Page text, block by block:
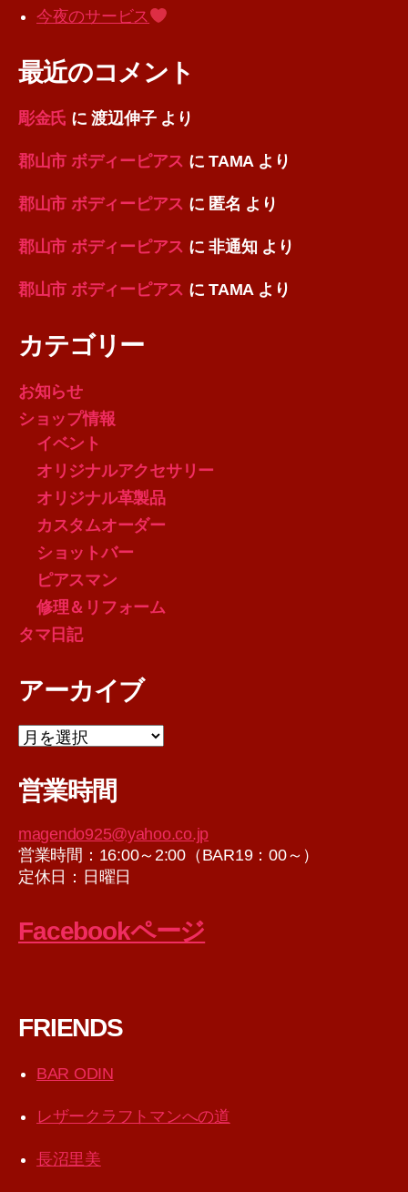
今夜のサービス
最近のコメント
彫金氏 に渡辺伸子より
郡山市 ボディーピアス にTAMA より
郡山市 ボディーピアス に 匿名 より
郡山市 ボディーピアス に非通知 より
郡山市 ボディーピアス にTAMA より
カテゴリー
お知らせ
ショップ情報
イベント
オリジナルアクセサリー
オリジナル革製品
カスタムオーダー
ショットバー
ピアスマン
修理＆リフォーム
タマ日記
アーカイブ
ア
ー
イ
営業時間
magendo925@yahoo.co.jp
営業時間：16:00～2:00（BAR19：00～）
定休日：日曜日
Facebookページ
FRIENDS
BAR ODIN
レザークラフトマンへの道
長沼里美